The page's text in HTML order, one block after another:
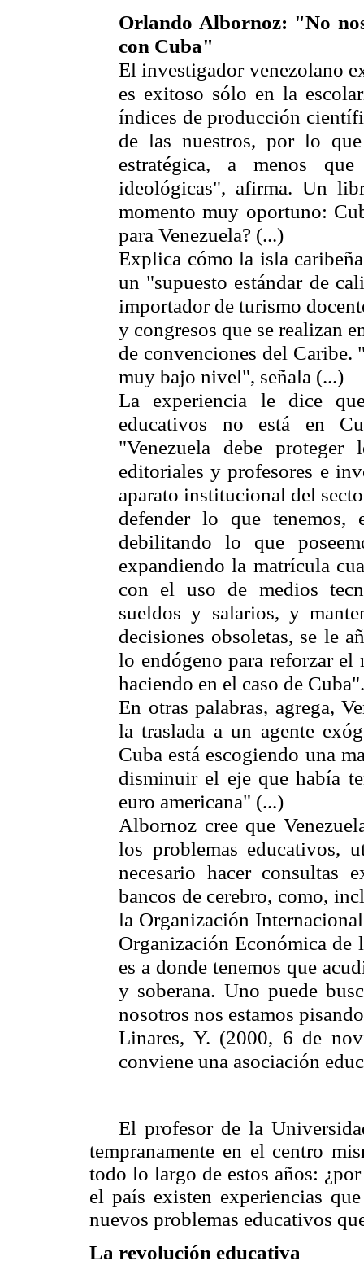
Orlando Albornoz: "No
con Cuba"
El investigador venezolano
es exitoso sólo en la
índices de producción
de las nuestros, por lo
estratégica, a menos
ideológicas", afirma. Un
momento muy oportuno:
para Venezuela? (...)
Explica cómo la isla
un "supuesto estándar de
importador de turismo
y congresos que se realizan
de convenciones del Caribe.
muy bajo nivel", señala (...)
La experiencia le dice
educativos no está en
"Venezuela debe
editoriales y profesores e
aparato institucional del
defender lo que tenemos,
debilitando lo que
expandiendo la matrícula
con el uso de medios
sueldos y salarios, y
decisiones obsoletas, se le
lo endógeno para reforzar el
haciendo en el caso de Cuba".
En otras palabras, agrega,
la traslada a un agente
Cuba está escogiendo una
disminuir el eje que había
euro americana" (...)
Albornoz cree que
los problemas educativos,
necesario hacer consultas
bancos de cerebro, como,
la Organización
Organización Económica de
es a donde tenemos que
y soberana. Uno puede
nosotros nos estamos
Linares, Y. (2000, 6 de
conviene una asociación
El profesor de la
tempranamente en el centro
todo lo largo de estos años:
el país existen experiencias
nuevos problemas educativos
La revolución educativa